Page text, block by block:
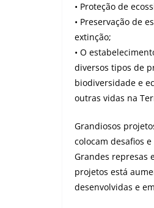
• Proteção de
• Preservação de
extinção;
• O
diversos tipos de
biodiversidade e
outras vidas na
Grandiosos
colocam desafios
Grandes represas
projetos está
desenvolvidas e